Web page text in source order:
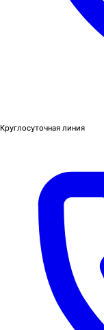
Круглосуточная линия